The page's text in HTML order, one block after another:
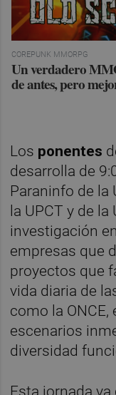
COREPUNK MMORPG
Un verdadero
de antes, pero
Los ponentes
desarrolla de
Paraninfo de la
la UPCT y de
investigación
empresas que
proyectos que
vida diaria de
como la ONCE,
escenarios
diversidad
Esta jornada va